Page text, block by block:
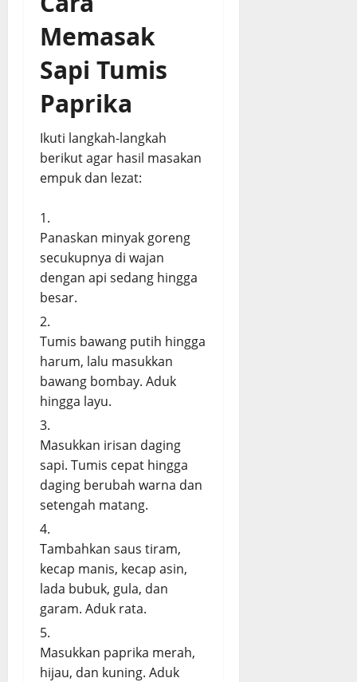
Memasak
Sapi Tumis
Paprika
Ikuti langkah-langkah
berikut agar hasil masakan
empuk dan lezat:
Panaskan minyak goreng
secukupnya di wajan
dengan api sedang hingga
besar.
Tumis bawang putih hingga
harum, lalu masukkan
bawang bombay. Aduk
hingga layu.
Masukkan irisan daging
sapi. Tumis cepat hingga
daging berubah warna dan
setengah matang.
Tambahkan saus tiram,
kecap manis, kecap asin,
lada bubuk, gula, dan
garam. Aduk rata.
Masukkan paprika merah,
hijau, dan kuning. Aduk